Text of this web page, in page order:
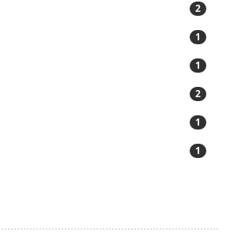
2
1
1
2
1
1